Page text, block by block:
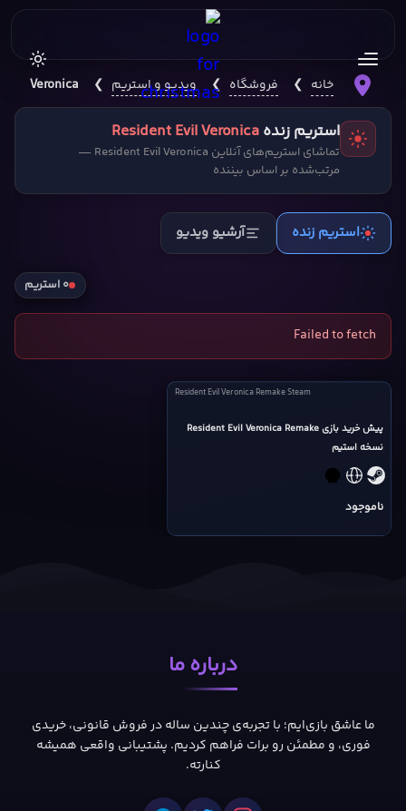
خانه ❯ فروشگاه ❯ ویدیو و استریم ❯
Evil Veronica
استریم زندهResident Evil Veronica
تماشای استریم‌های آنلاین Resident Evil Veronica —
مرتب‌شده بر اساس بیننده
استریم زنده آرشیو ویدیو
۰ استریم
Failed to fetch
Resident
Veronica
Remake
Steam
cover
Resident Evil Veronica Remake Steam
پیش خرید بازی Resident Evil Veronica Remake
نسخه استیم
ناموجود
درباره ما
ما عاشق بازی‌ایم؛ با تجربه‌ی چندین ساله در فروش قانونی، خریدی
فوری، و مطمئن رو برات فراهم کردیم. پشتیبانی واقعی همیشه
کنارته.